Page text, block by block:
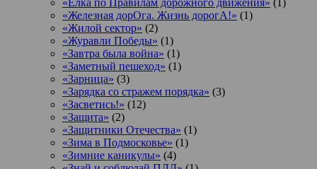
«Елка по Правилам дорожного движения» (1)
«Железная дорОга. Жизнь дорогА!» (1)
«Жилой сектор» (2)
«Журавли Победы» (1)
«Завтра была война» (1)
«Заметный пешеход» (1)
«Зарница» (3)
«Зарядка со стражем порядка» (3)
«Засветись!» (12)
«Защита» (2)
«Защитники Отечества» (1)
«Зима в Подмосковье» (1)
«Зимние каникулы» (4)